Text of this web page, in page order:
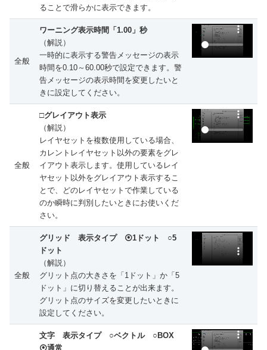
ることで滑らかに表示できます。
全般
ワーニング表示時間「1.00」秒
（解説）
一時的に表示する警告メッセージの表示
時間を0.10～60.00秒で設定できます。警
告メッセージの表示時間を変更したいと
きに設定してください。
全般
□グレイアウト表示
（解説）
レイヤセットを複数使用している場合、
カレントレイヤセット以外の要素をグレ
イアウト表示します。使用しているレイ
ヤセット以外をグレイアウト表示するこ
とで、どのレイヤセットで作業している
のか瞬時に判別したいときにお使いくだ
さい。
全般
グリッド 表示タイプ ⦿1ドット ○5
ドット
（解説）
グリット点の大きさを「1ドット」か「5
ドット」に切り替えることが出来ます。
グリット点のサイズを変更したいときに
設定してください。
文字 表示タイプ ○ベクトル ○BOX
⦿通常